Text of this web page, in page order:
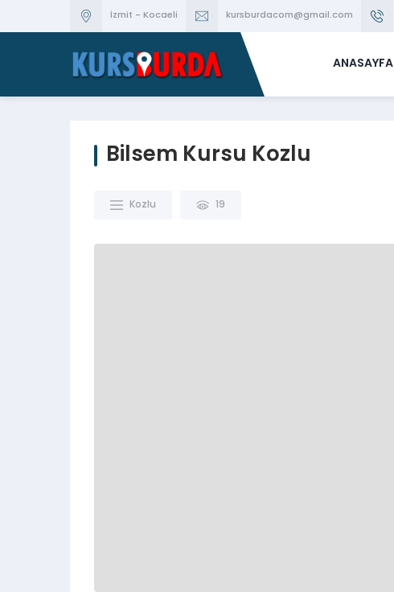
İzmit - Kocaeli kursburdacom@gmail.com
ANASAYFA
Bilsem Kursu Kozlu
Kozlu 19